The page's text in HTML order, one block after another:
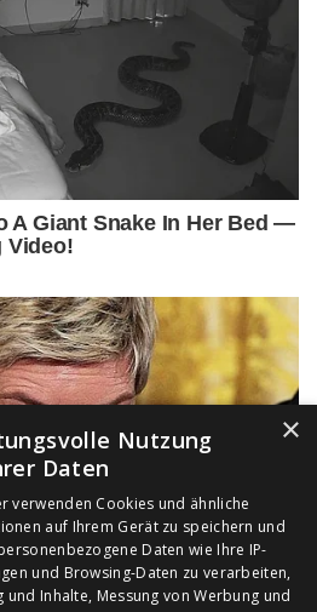
×
Nutzung
Daten
verwenden Cookies und ähnliche
auf Ihrem Gerät zu speichern und
Daten wie Ihre IP-
und Browsing-Daten zu verarbeiten,
Inhalte, Messung von Werbung und